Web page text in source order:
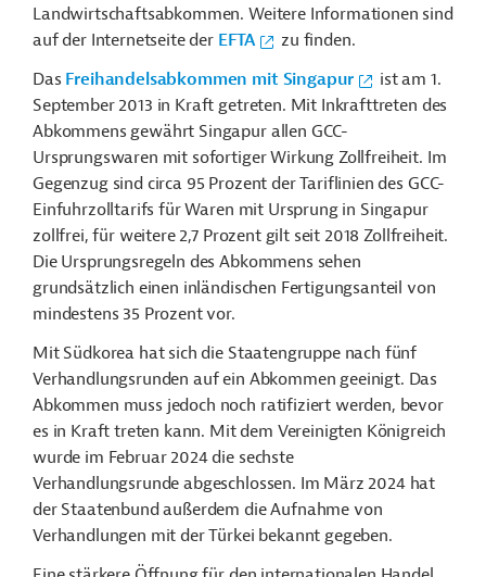
Landwirtschaftsabkommen. Weitere Informationen sind
auf der Internetseite der EFTA
zu finden.
Das Freihandelsabkommen mit Singapur
ist am 1.
September 2013 in Kraft getreten. Mit Inkrafttreten des
Abkommens gewährt Singapur allen GCC-
Ursprungswaren mit sofortiger Wirkung Zollfreiheit. Im
Gegenzug sind circa 95 Prozent der Tariflinien des GCC-
Einfuhrzolltarifs für Waren mit Ursprung in Singapur
zollfrei, für weitere 2,7 Prozent gilt seit 2018 Zollfreiheit.
Die Ursprungsregeln des Abkommens sehen
grundsätzlich einen inländischen Fertigungsanteil von
mindestens 35 Prozent vor.
Mit Südkorea hat sich die Staatengruppe nach fünf
Verhandlungsrunden auf ein Abkommen geeinigt. Das
Abkommen muss jedoch noch ratifiziert werden, bevor
es in Kraft treten kann. Mit dem Vereinigten Königreich
wurde im Februar 2024 die sechste
Verhandlungsrunde abgeschlossen. Im März 2024 hat
der Staatenbund außerdem die Aufnahme von
Verhandlungen mit der Türkei bekannt gegeben.